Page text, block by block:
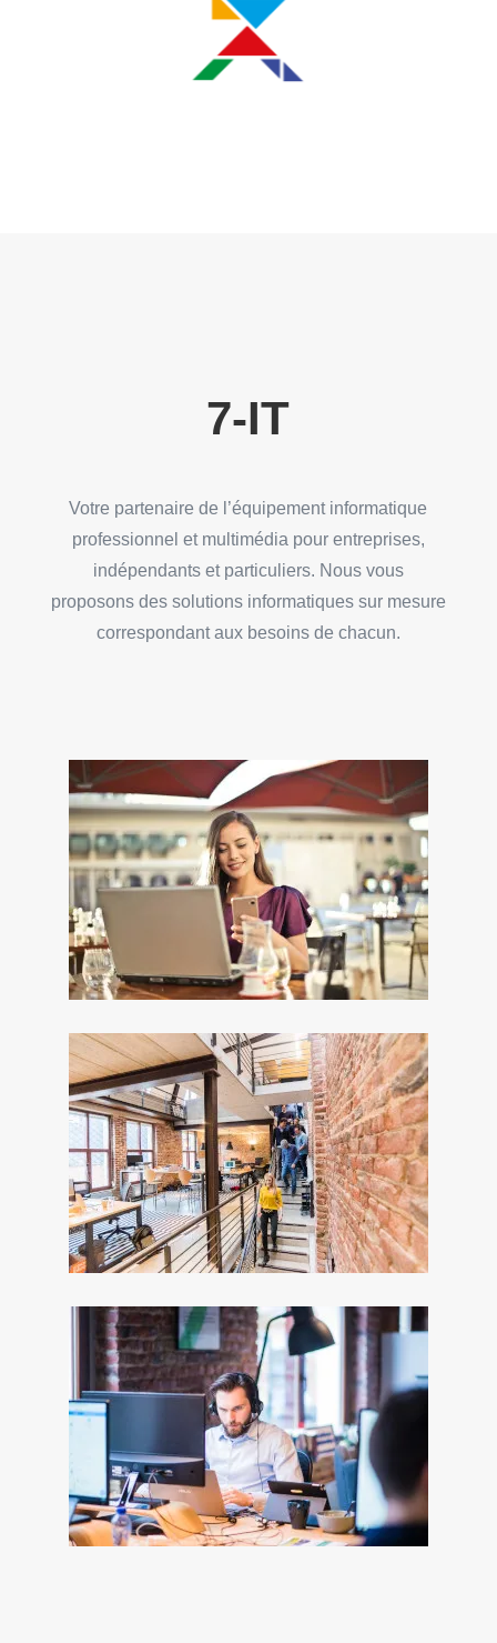
7-IT
Votre partenaire de l’équipement informatique
professionnel et multimédia pour entreprises,
indépendants et particuliers. Nous vous
proposons des solutions informatiques sur mesure
correspondant aux besoins de chacun.